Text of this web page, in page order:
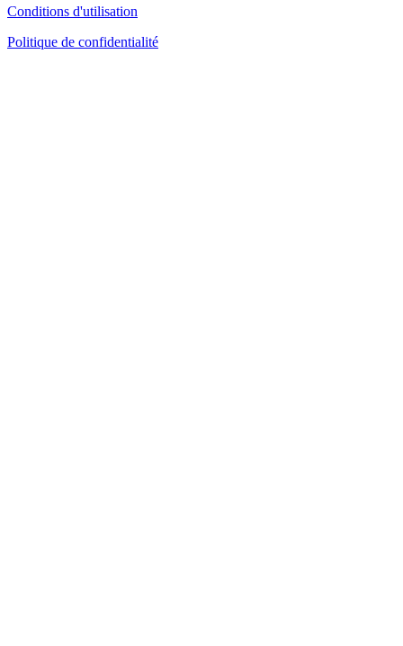
Conditions d'utilisation
Politique de confidentialité